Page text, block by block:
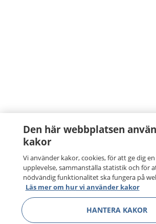
Den här webbplatsen
kakor
Vi använder kakor, cookies, för att ge dig
upplevelse, sammanställa statistik och för
nödvändig funktionalitet ska fungera på
Läs mer om hur vi använder kakor
HANTERA KAKOR